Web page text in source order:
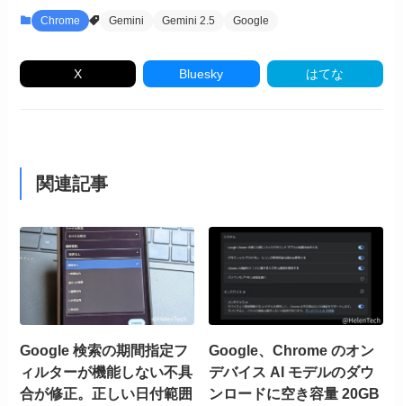
Chrome Gemini Gemini 2.5 Google
X Bluesky はてな
関連記事
Google 検索の期間指定フ
ィルターが機能しない不具
合が修正。正しい日付範囲
Google、Chrome のオン
デバイス AI モデルのダウ
ンロードに空き容量 20GB